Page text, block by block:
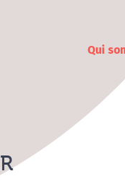
Qui